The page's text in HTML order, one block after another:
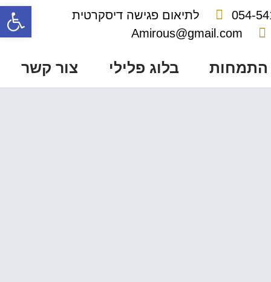
054-
לתיאום פגישה דיסקרטית
Amirous@gmail.com
התמחות בלוג פלילי צור קשר
פתח